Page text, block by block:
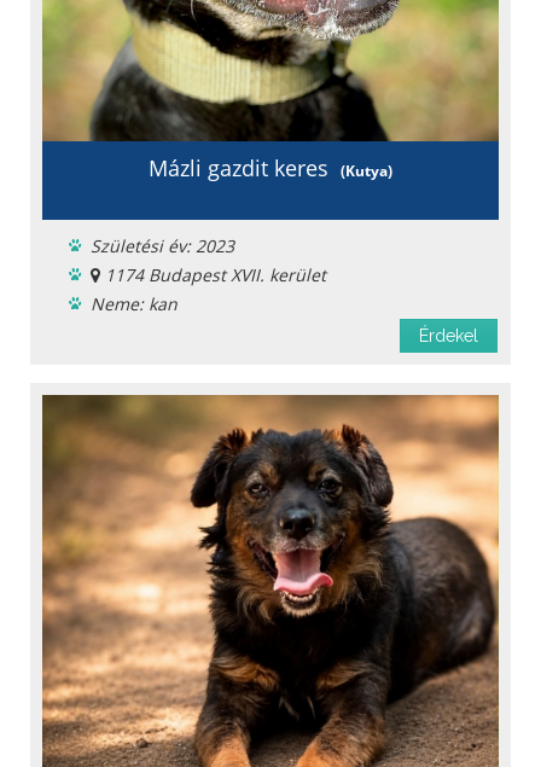
Mázli gazdit keres (Kutya)
Születési év: 2023
1174 Budapest XVII. kerület
Neme: kan
Oltást kapott
Féreghajtva
Ivartalanítva
Chipje van
Szobatiszta
Oltási könyv
Fajta: keverék
Érdekel